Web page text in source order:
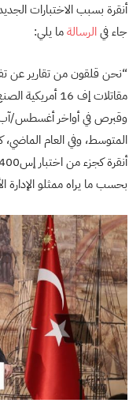
جاء فيالرسالةما يلي:
مقاتلات إف 16
وقبرص في أواخر أغسطس/آب
بحسب ما يراه ممثلو الإدارة